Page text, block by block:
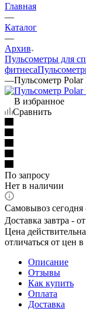
Главная
—
Каталог
—
Архив
Пульсометры для
фитнеса
—Пульсометр
В избранное
Сравнить
По запросу
Нет в наличии
Самовывоз сегодня
Доставка завтра -
Цена
отличаться от цен
Описание
Отзывы
Как купить
Оплата
Доставка